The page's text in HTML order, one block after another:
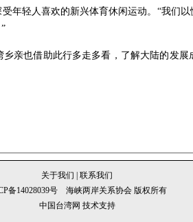
轻人喜欢的新兴体育休闲运动。“我们以
也借助此行多走多看，了解大陆的发展
关于我们
联系我们
备14028039号 海峡两岸关系协会 版权所有
中国台湾网 技术支持